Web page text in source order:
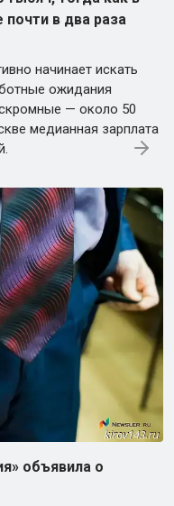
в два раза
начинает искать
ожидания
— около 50
медианная зарплата
объявила о